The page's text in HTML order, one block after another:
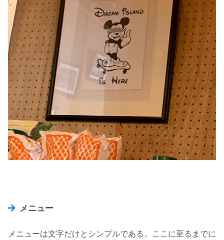
メニュー
メニューは文字だけとシンプルである。ここに至るまでに